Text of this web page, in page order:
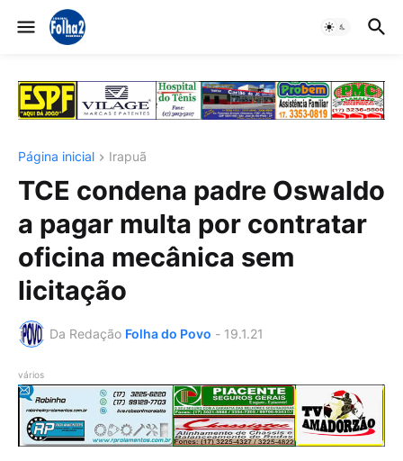
Página inicial Irapuã
TCE condena padre Oswaldo
a pagar multa por contratar
oficina mecânica sem
licitação
Da Redação Folha do Povo - 19.1.21
vários